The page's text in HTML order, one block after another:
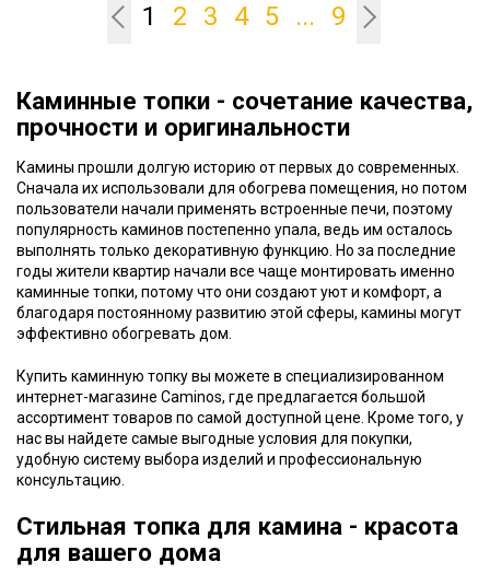
1 2 3 4 5 ... 9
Каминные топки - сочетание качества,
прочности и оригинальности
Камины прошли долгую историю от первых до современных.
Сначала их использовали для обогрева помещения, но потом
пользователи начали применять встроенные печи, поэтому
популярность каминов постепенно упала, ведь им осталось
выполнять только декоративную функцию. Но за последние
годы жители квартир начали все чаще монтировать именно
каминные топки, потому что они создают уют и комфорт, а
благодаря постоянному развитию этой сферы, камины могут
эффективно обогревать дом.
Купить каминную топку вы можете в специализированном
интернет-магазине Caminos, где предлагается большой
ассортимент товаров по самой доступной цене. Кроме того, у
нас вы найдете самые выгодные условия для покупки,
удобную систему выбора изделий и профессиональную
консультацию.
Стильная топка для камина - красота
для вашего дома